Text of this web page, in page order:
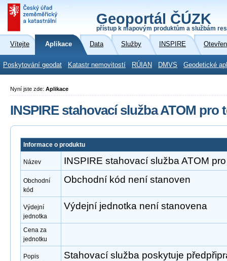
Geoportál ČÚZK
přístup k mapovým produktům a službám
Vítejte Aplikace Data Služby INSPIRE
Poskytování geodat Katastr nemovitostí RÚIAN DMVS Geodetické
Nyní jste zde: Aplikace
INSPIRE stahovací služba ATOM pro
Informace o produktu
Název INSPIRE stahovací služba ATOM
Obchodní
kód
Obchodní kód není stanoven
Výdejní
jednotka
Výdejní jednotka není stanovena
Cena za
jednotku
Popis
Stahovací služba poskytuje